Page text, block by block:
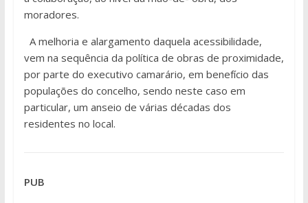
moradores.
A melhoria e alargamento daquela acessibilidade,
vem na sequência da política de obras de proximidade,
por parte do executivo camarário, em benefício das
populações do concelho, sendo neste caso em
particular, um anseio de várias décadas dos
residentes no local.
PUB